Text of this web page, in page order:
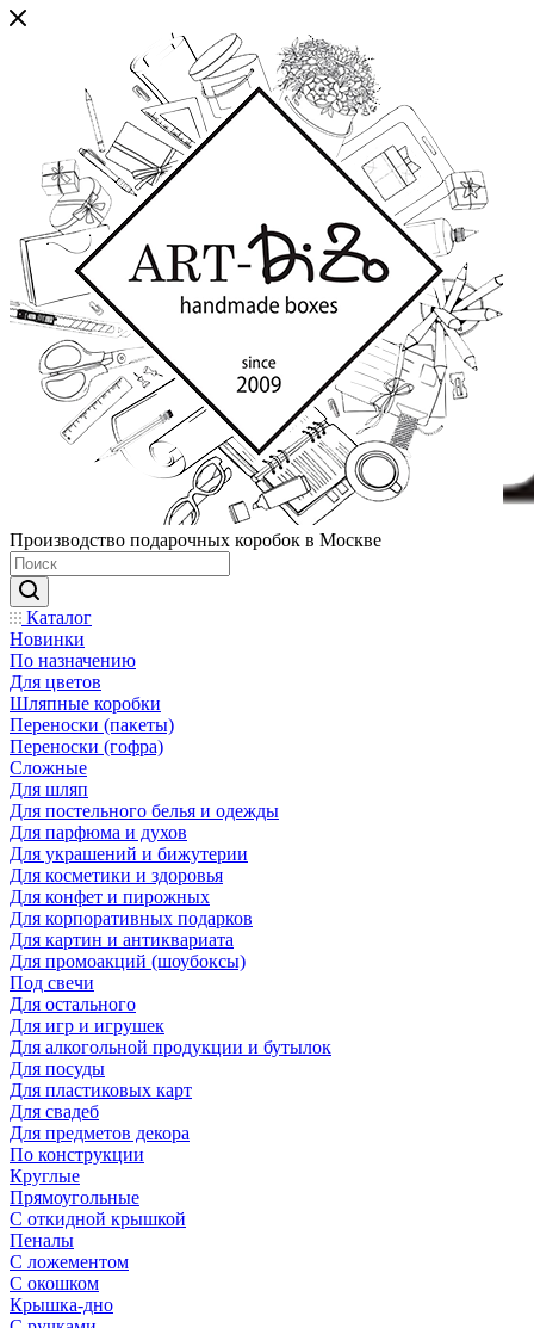
Производство подарочных коробок в Москве
Каталог
Новинки
По назначению
Для цветов
Шляпные коробки
Переноски (пакеты)
Переноски (гофра)
Сложные
Для шляп
Для постельного белья и одежды
Для парфюма и духов
Для украшений и бижутерии
Для косметики и здоровья
Для конфет и пирожных
Для корпоративных подарков
Для картин и антиквариата
Для промоакций (шоубоксы)
Под свечи
Для остального
Для игр и игрушек
Для алкогольной продукции и бутылок
Для посуды
Для пластиковых карт
Для свадеб
Для предметов декора
По конструкции
Круглые
Прямоугольные
С откидной крышкой
Пеналы
С ложементом
С окошком
Крышка-дно